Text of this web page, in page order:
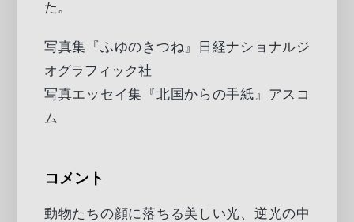
た。
写真集『ふゆのきつね』日経ナショナルジ
オグラフィック社
写真エッセイ集『北国からの手紙』アスコ
ム
コメント
動物たちの顔に落ちる美しい光、逆光の中